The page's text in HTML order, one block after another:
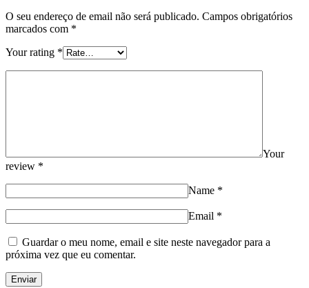
O seu endereço de email não será publicado. Campos obrigatórios
marcados com *
Your rating *
Your
review *
Name *
Email *
Guardar o meu nome, email e site neste navegador para a
próxima vez que eu comentar.